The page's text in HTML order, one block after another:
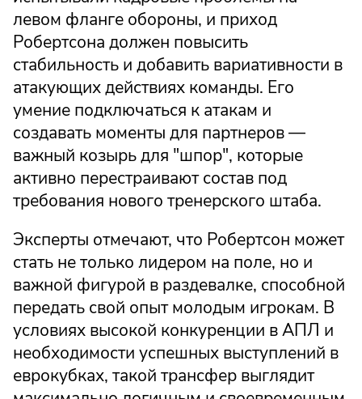
левом фланге обороны, и приход
Робертсона должен повысить
стабильность и добавить вариативности в
атакующих действиях команды. Его
умение подключаться к атакам и
создавать моменты для партнеров —
важный козырь для "шпор", которые
активно перестраивают состав под
требования нового тренерского штаба.
Эксперты отмечают, что Робертсон может
стать не только лидером на поле, но и
важной фигурой в раздевалке, способной
передать свой опыт молодым игрокам. В
условиях высокой конкуренции в АПЛ и
необходимости успешных выступлений в
еврокубках, такой трансфер выглядит